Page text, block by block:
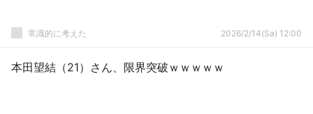
常識的に考えた 2026/2/14(Sa) 12:00
本田望結（21）さん、限界突破ｗｗｗｗｗ